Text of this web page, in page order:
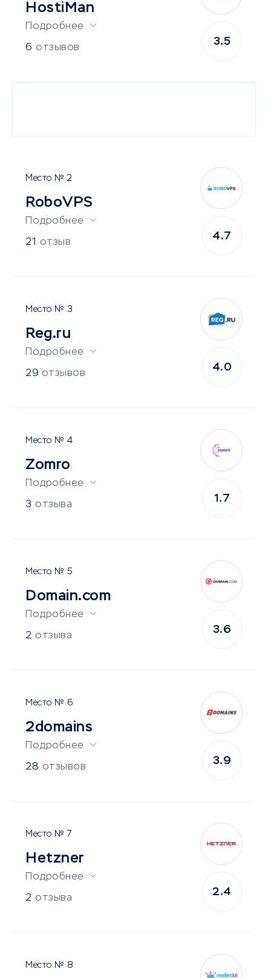
HostiMan
Подробнее
6 отзывов
3.5
2
RoboVPS
Подробнее
21 отзыв
4.7
3
Reg.ru
Подробнее
29 отзывов
4.0
4
Zomro
Подробнее
3 отзыва
1.7
5
Domain.com
Подробнее
2 отзыва
3.6
6
2domains
Подробнее
28 отзывов
3.9
7
Hetzner
Подробнее
2 отзыва
2.4
8